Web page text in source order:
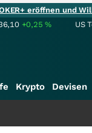
eröffnen und
+0,25% US
Krypto Devisen